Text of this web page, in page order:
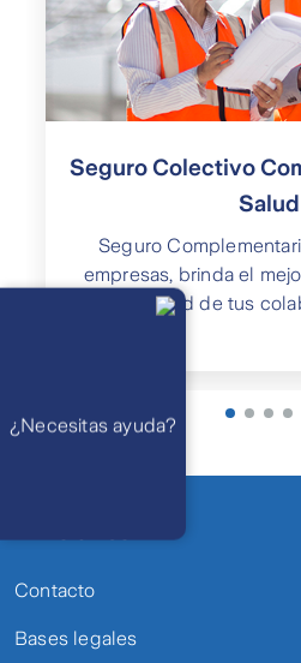
Seguro Colectivo
Salud
Seguro
empresas, brinda el
salud de tus
Contacto
Bases legales
¿Necesitas ayuda?
WhatsApp
Atención 24